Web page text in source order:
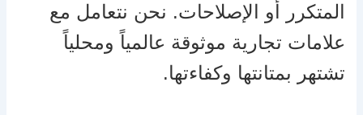
المتكرر أو الإصلاحات. نحن نتعامل مع
علامات تجارية موثوقة عالمياً ومحلياً
تشتهر بمتانتها وكفاءتها.